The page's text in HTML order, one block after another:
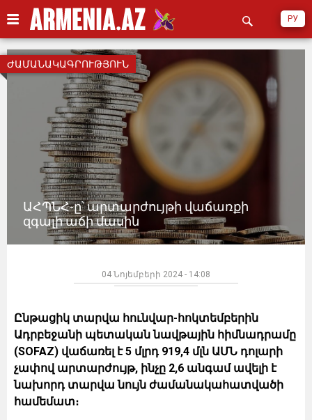
РУ
ԱՀՊՆՀ-ը՝ արտարժույթի վաճառքի
զգալի աճի մասին
ԺԱՄԱՆԱԿԱԳՐՈՒԹՅՈՒՆ
04 Նոյեմբերի 2024 - 14:08
Ընթացիկ տարվա հունվար-հոկտեմբերին
Ադրբեջանի պետական նավթային հիմնադրամը
(SOFAZ) վաճառել է 5 մլրդ 919,4 մլն ԱՄՆ դոլարի
չափով արտարժույթ, ինչը 2,6 անգամ ավելի է
նախորդ տարվա նույն ժամանակահատվածի
համեմատ։